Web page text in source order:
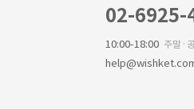
02-6925-
10:00-18:00 주말·